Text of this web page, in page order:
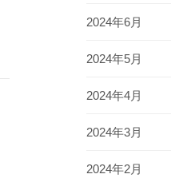
2024年6月
2024年5月
2024年4月
2024年3月
2024年2月